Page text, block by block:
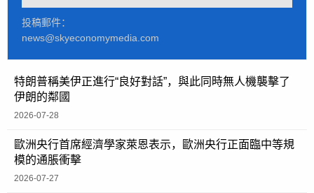
投稿郵件：
news@skyeconomymedia.com
特朗普稱美伊正進行“良好對話”，與此同時無人機襲擊了
伊朗的鄰國
2026-07-28
歐洲央行首席經濟學家萊恩表示，歐洲央行正面臨中等規
模的通脹衝擊
2026-07-27